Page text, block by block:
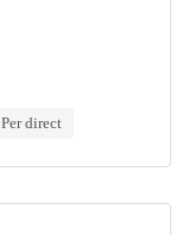
Per direct